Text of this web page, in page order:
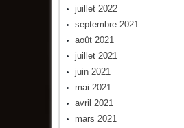
juillet 2022
septembre 2021
août 2021
juillet 2021
juin 2021
mai 2021
avril 2021
mars 2021